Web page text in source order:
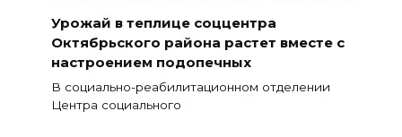
Урожай в теплице соццентра
Октябрьского района растет вместе с
настроением подопечных
В социально-реабилитационном отделении
Центра социального